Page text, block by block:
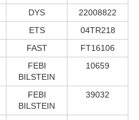
DYS
22008822
ETS
04TR218
FAST
FT16106
FEBI
BILSTEIN
10659
FEBI
BILSTEIN
39032